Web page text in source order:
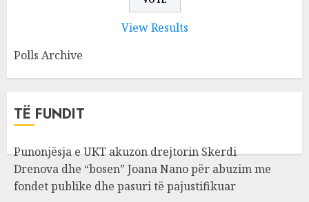
View Results
Polls Archive
TË FUNDIT
Punonjësja e UKT akuzon drejtorin Skerdi
Drenova dhe “bosen” Joana Nano për abuzim me
fondet publike dhe pasuri të pajustifikuar